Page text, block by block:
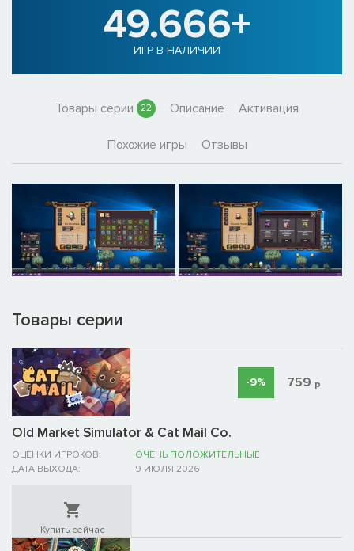
49.666+
ИГР В НАЛИЧИИ
Товары серии 22 Описание Активация
Похожие игры Отзывы
Товары серии
Old Market Simulator & Cat Mail Co.
ОЦЕНКИ ИГРОКОВ:
ОЧЕНЬ ПОЛОЖИТЕЛЬНЫЕ
ДАТА ВЫХОДА:
9 ИЮЛЯ 2026
-9% 759 р
Купить сейчас